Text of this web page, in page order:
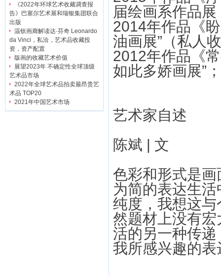
《2022年环球艺术收藏调查报
告》巴塞尔艺术展和瑞银集团联合
出版
温钦画廊解读达·芬奇 Leonardo
da Vinci，私洽，艺术品收藏投
资，资产配置
版画的收藏艺术价值
展望2023年 不确定性全球顶级
艺术品市场
2022年全球艺术品拍卖最昂贵艺
术品 TOP20
2021年中国艺术市场
届绘画系作品展
2014年作品《
油画展”（私人
2012年作品《
如此多娇画展”；
艺术家自述
陈斌 | 文
色彩和形式是
为简的表达生
纯度，我想这
然题材上没有
活的另一种传
我所感兴趣的表